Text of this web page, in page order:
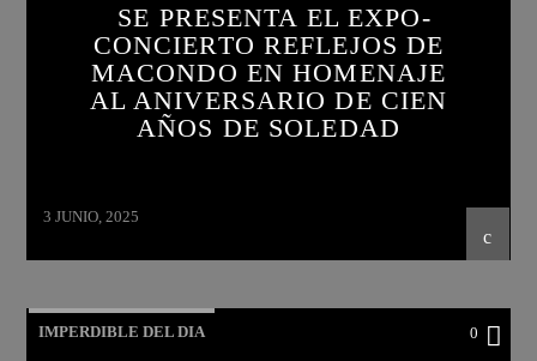
SE PRESENTA EL EXPO-
CONCIERTO REFLEJOS DE
MACONDO EN HOMENAJE
AL ANIVERSARIO DE CIEN
AÑOS DE SOLEDAD
3 JUNIO, 2025
IMPERDIBLE DEL DIA 0